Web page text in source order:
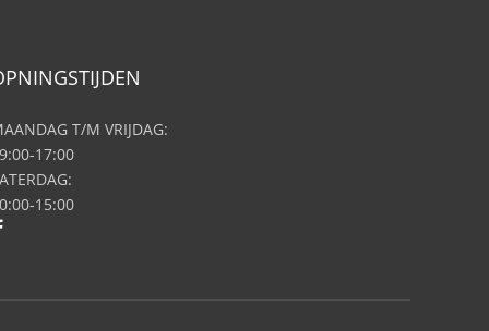
T/M VRIJDAG:
17:00
15:00